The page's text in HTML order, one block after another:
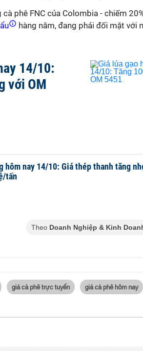
phê FNC của Colombia - chiếm
hàng năm, đang phải đối mặt với
14/10:
với OM
hôm nay 14/10: Giá thép thanh tăng
tấn
Theo Doanh Nghiệp & Kinh
giá cà phê trực tuyến giá cà phê hôm nay